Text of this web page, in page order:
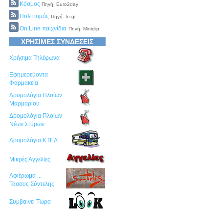
Κόσμος Πηγή: Euro2day
Πολιτισμός Πηγή: In.gr
On Line παιχνίδια Πηγή: Miniclip
ΧΡΗΣΙΜΕΣ ΣΥΝΔΕΣΕΙΣ
Χρήσιμα Τηλέφωνα
Εφημερεύοντα
Φαρμακεία
Δρομολόγια Πλοίων
Μαρμαρίου
Δρομολόγια Πλοίων
Νέων Στύρων
Δρομολόγια ΚΤΕΛ
Μικρές Αγγελίες
Αφιέρωμα ...
Τάσσος Σύντελης
Συμβαίνει Τώρα